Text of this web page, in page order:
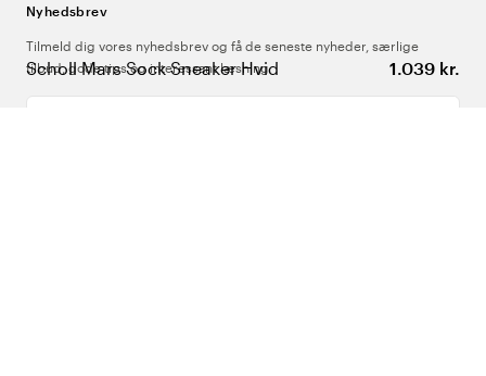
Scholl Mars Sock Sneaker Hvid 1.039 kr.
Nyhedsbrev
Tilmeld dig vores nyhedsbrev og få de seneste nyheder, særlige
tilbud, gode tips og interessant læsning
Indtast din e-mailadresse